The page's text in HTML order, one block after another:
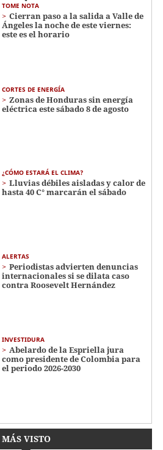
TOME NOTA
Cierran paso a la salida a Valle de
Ángeles la noche de este viernes:
este es el horario
CORTES DE ENERGÍA
Zonas de Honduras sin energía
eléctrica este sábado 8 de agosto
¿CÓMO ESTARÁ EL CLIMA?
Lluvias débiles aisladas y calor de
hasta 40 C° marcarán el sábado
ALERTAS
Periodistas advierten denuncias
internacionales si se dilata caso
contra Roosevelt Hernández
INVESTIDURA
Abelardo de la Espriella jura
como presidente de Colombia para
el periodo 2026-2030
MÁS VISTO